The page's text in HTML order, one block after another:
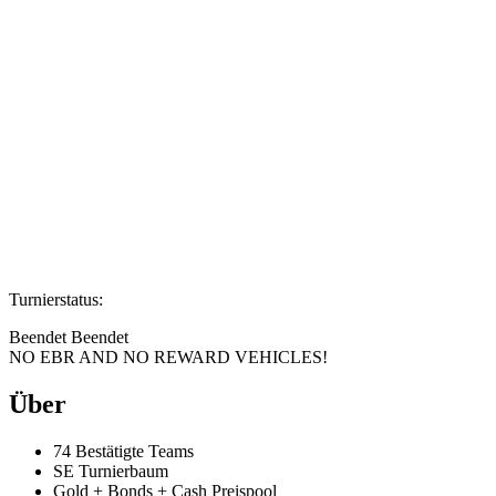
Turnierstatus:
Beendet Beendet
NO EBR AND NO REWARD VEHICLES!
Über
74 Bestätigte Teams
SE Turnierbaum
Gold + Bonds + Cash Preispool